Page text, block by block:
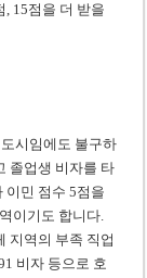
, 15점을 더 받을
시임에도 불구하
졸업생 비자를 타
이민 점수 5점을
이기도 합니다.
지역의 부족 직업
비자 등으로 호